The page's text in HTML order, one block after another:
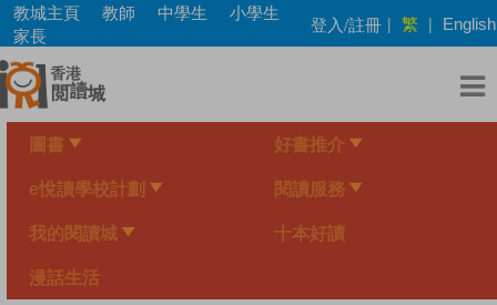
Skip
main
content
教城主頁 教師 中學生
小學生
家長
登入/註冊 | 繁 | English
圖書 好書推介
e悅讀學校計劃 閱讀服務
我的閱讀城 十本好讀
漫話生活